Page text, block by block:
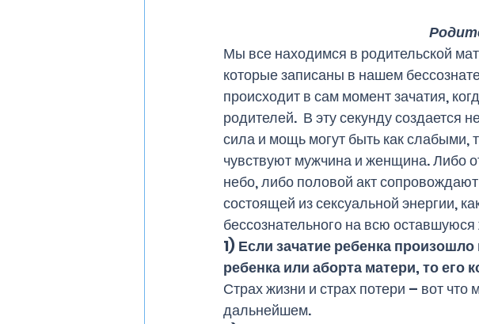
Мы все находимся в родительской
которые записаны в нашем
происходит в сам момент зачатия,
родителей.  В эту секунду создается
сила и мощь могут быть как слабыми,
чувствуют мужчина и женщина. Либо
небо, либо половой акт
состоящей из сексуальной энергии,
бессознательного на всю
1) Если зачатие ребенка
ребенка или аборта матери, то
Страх жизни и страх потери – вот что
дальнейшем.